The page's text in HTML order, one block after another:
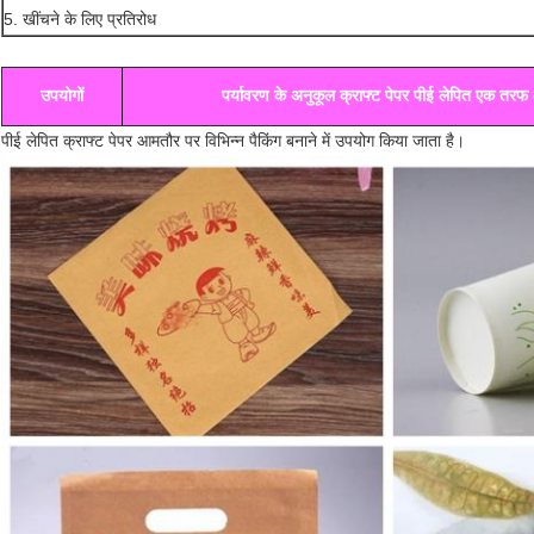
5. खींचने के लिए प्रतिरोध
उपयोगों पर्यावरण के अनुकूल क्राफ्ट पेपर पीई लेपित एक तरफ
पीई लेपित क्राफ्ट पेपर आमतौर पर विभिन्न पैकिंग बनाने में उपयोग किया जाता है।